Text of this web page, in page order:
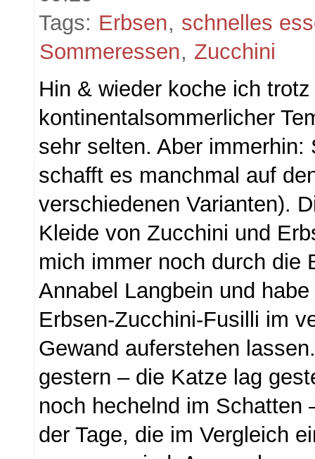
Tags: Erbsen, schnelles
Sommeressen, Zucchini
Hin & wieder koche ich trotz
kontinentalsommerlicher
sehr selten. Aber immerhin:
schafft es manchmal auf
verschiedenen Varianten).
Kleide von Zucchini und
mich immer noch durch die
Annabel Langbein und
Erbsen-Zucchini-Fusilli im
Gewand auferstehen
gestern – die Katze lag
noch hechelnd im Schatten
der Tage, die im Vergleich